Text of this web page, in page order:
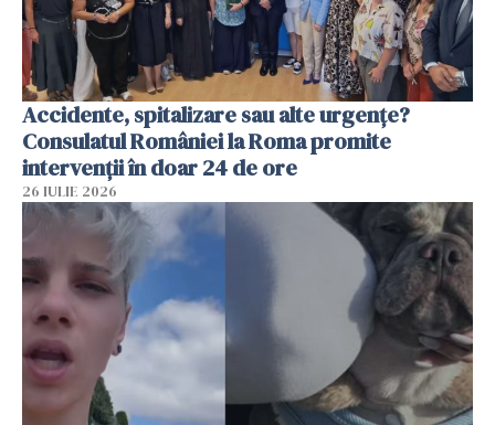
Accidente, spitalizare sau alte urgențe?
Consulatul României la Roma promite
intervenții în doar 24 de ore
26 IULIE 2026